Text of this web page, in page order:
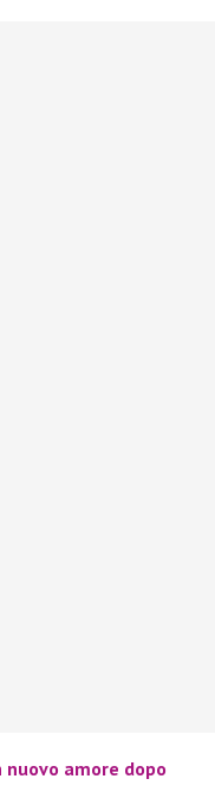
nuovo amore dopo